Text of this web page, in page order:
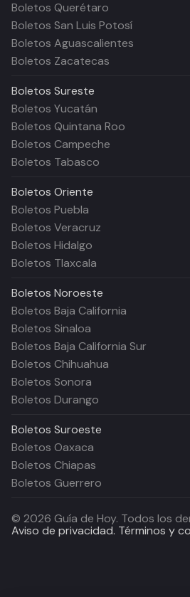
Boletos Querétaro
Boletos San Luis Potosí
Boletos Aguascalientes
Boletos Zacatecas
Boletos Sureste
Boletos Yucatán
Boletos Quintana Roo
Boletos Campeche
Boletos Tabasco
Boletos Oriente
Boletos Puebla
Boletos Veracruz
Boletos Hidalgo
Boletos Tlaxcala
Boletos Noroeste
Boletos Baja California
Boletos Sinaloa
Boletos Baja California Sur
Boletos Chihuahua
Boletos Sonora
Boletos Durango
Boletos Suroeste
Boletos Oaxaca
Boletos Chiapas
Boletos Guerrero
© 2026 Guía de Hoy. Todos los
Aviso de privacidad. Términos y